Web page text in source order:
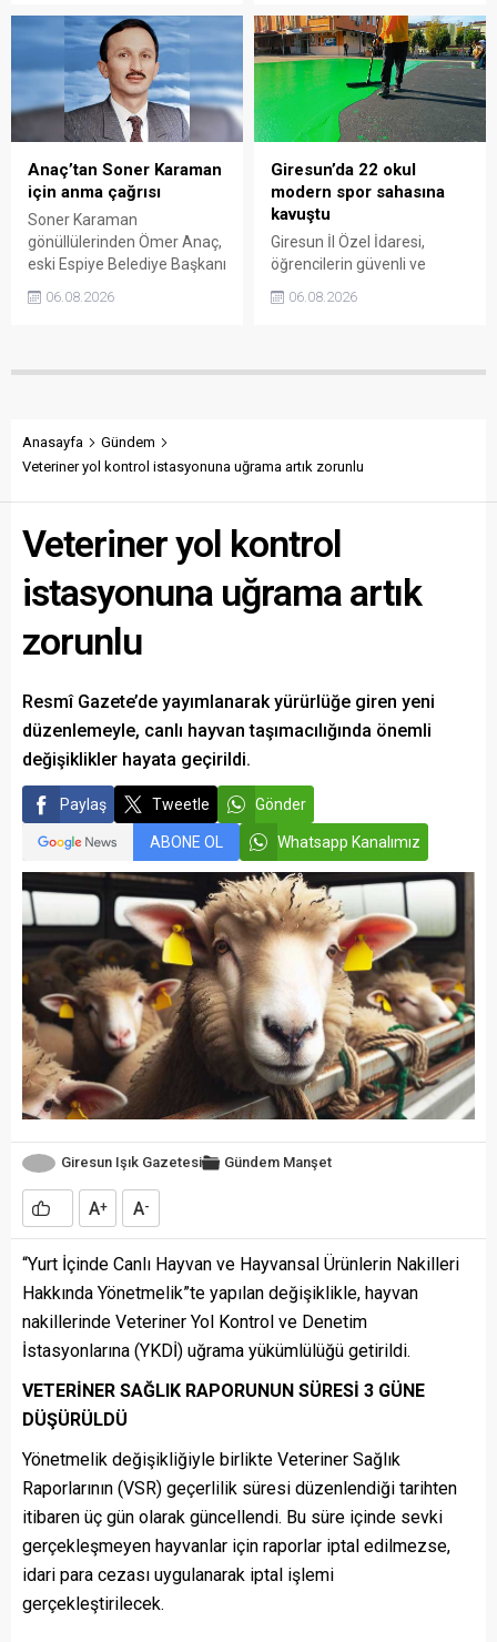
ambalajın çöpe gitmesini
da yaşadığı sorunları ve
beklentilerini doğrudan
Başkan Sıbıç’a aktardı.
Anaç’tan Soner Karaman
için anma çağrısı
Soner Karaman
gönüllülerinden Ömer Anaç,
eski Espiye Belediye Başkanı
Soner Karaman’ın vefatının
34’üncü yılı dolayısıyla
kaybetmiş tüm belediye
06.08.2026
Giresun’da 22 okul
modern spor sahasına
kavuştu
Giresun İl Özel İdaresi,
öğrencilerin güvenli ve
modern alanlarda spor
yapabilmesi amacıyla 22
dönüştürdü. Tamamlanan
aldı.
06.08.2026
Anasayfa
Gündem
Veteriner yol kontrol istasyonuna uğrama artık zorunlu
Veteriner yol kontrol
istasyonuna uğrama artık
zorunlu
Resmî Gazete’de yayımlanarak yürürlüğe giren yeni
düzenlemeyle, canlı hayvan taşımacılığında önemli
değişiklikler hayata geçirildi.
Paylaş Tweetle Gönder
ABONE OL Whatsapp Kanalımız
Giresun Işık Gazetesi Gündem Manşet
A+ A-
“Yurt İçinde Canlı Hayvan ve Hayvansal Ürünlerin Nakilleri
Hakkında Yönetmelik”te yapılan değişiklikle, hayvan
nakillerinde Veteriner Yol Kontrol ve Denetim
İstasyonlarına (YKDİ) uğrama yükümlülüğü getirildi.
VETERİNER SAĞLIK RAPORUNUN SÜRESİ 3 GÜNE
DÜŞÜRÜLDÜ
Yönetmelik değişikliğiyle birlikte Veteriner Sağlık
Raporlarının (VSR) geçerlilik süresi düzenlendiği tarihten
itibaren üç gün olarak güncellendi. Bu süre içinde sevki
gerçekleşmeyen hayvanlar için raporlar iptal edilmezse,
idari para cezası uygulanarak iptal işlemi
gerçekleştirilecek.